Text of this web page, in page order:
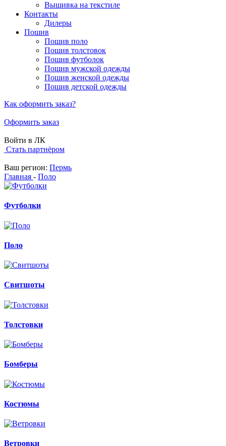
Вышивка на текстиле
Контакты
Дилеры
Пошив
Пошив поло
Пошив толстовок
Пошив футболок
Пошив мужской одежды
Пошив женской одежды
Пошив детской одежды
Как оформить заказ?
Оформить заказ
Войти в ЛК
Стать партнёром
Ваш регион: Пермь
Главная - Поло
Футболки
Поло
Свитшоты
Толстовки
Бомберы
Костюмы
Ветровки